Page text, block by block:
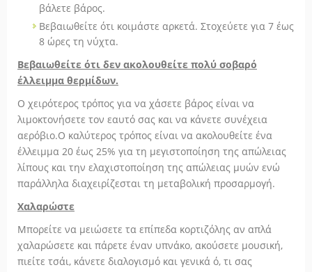
βάλετε βάρος.
Βεβαιωθείτε ότι κοιμάστε αρκετά. Στοχεύετε για 7 έως
8 ώρες τη νύχτα.
Βεβαιωθείτε ότι δεν ακολουθείτε πολύ σοβαρό
έλλειμμα θερμίδων.
Ο χειρότερος τρόπος για να χάσετε βάρος είναι να
λιμοκτονήσετε τον εαυτό σας και να κάνετε συνέχεια
αερόβιο.Ο καλύτερος τρόπος είναι να ακολουθείτε ένα
έλλειμμα 20 έως 25% για τη μεγιστοποίηση της απώλειας
λίπους και την ελαχιστοποίηση της απώλειας μυών ενώ
παράλληλα διαχειρίζεσται τη μεταβολική προσαρμογή.
Χαλαρώστε
Μπορείτε να μειώσετε τα επίπεδα κορτιζόλης αν απλά
χαλαρώσετε και πάρετε έναν υπνάκο, ακούσετε μουσική,
πιείτε τσάι, κάνετε διαλογισμό και γενικά ό, τι σας